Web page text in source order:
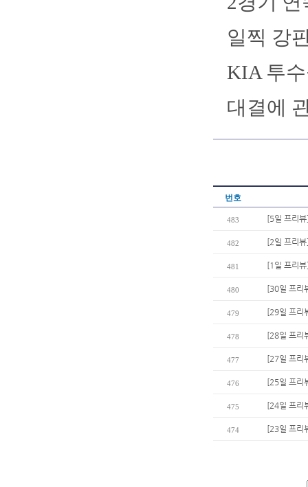
일찍 강
KIA 투
대결에
번호
483 [5일 프리
482 [2일 프리
481 [1일 프리
480 [30일 프리
479 [29일 프리
478 [28일 프리
477 [27일 프리
476 [25일 프리
475 [24일 프리
474 [23일 프리